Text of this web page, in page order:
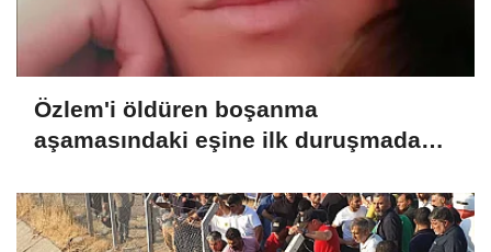
Özlem'i öldüren boşanma
aşamasındaki eşine ilk duruşmada